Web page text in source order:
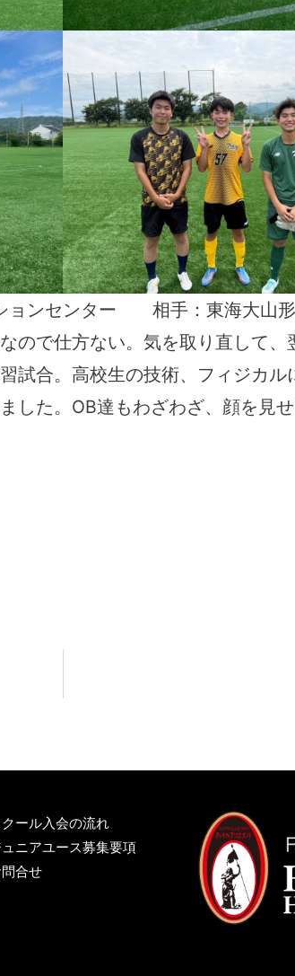
ョンセンター 相手：東海大山
ので仕方ない。気を取り直して、
試合。高校生の技術、フィジカル
した。OB達もわざわざ、顔を見
クール入会の流れ
ニアユース募集要項
合せ